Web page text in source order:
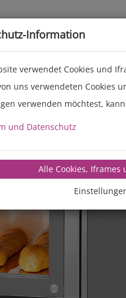
Information
verwendet Cookies und
uns verwendeten Cookies
verwenden möchtest,
und Datenschutz
Alle Cookies, Iframes